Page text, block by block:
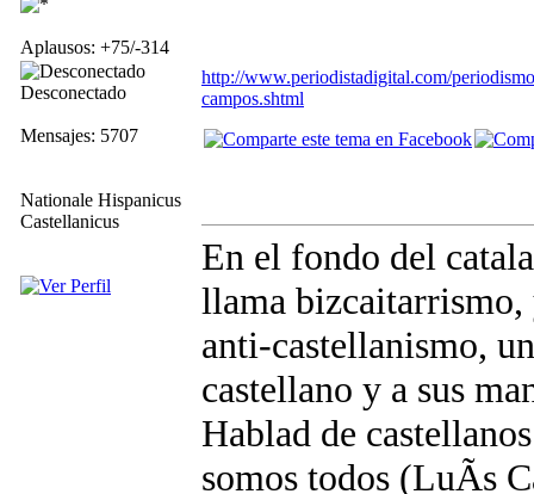
Aplausos: +75/-314
Desconectado
Mensajes: 5707
Nationale Hispanicus
Castellanicus
http://www.periodistadigital.com/
campos.shtml
En el fondo del
llama
anti-castellanismo,
castellano y a sus
Hablad de
somos todos (LuÃ­s